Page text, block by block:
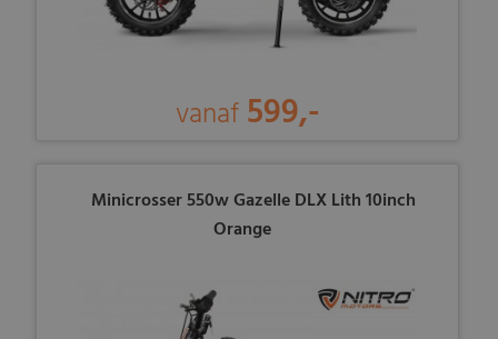
vanaf 599,-
Minicrosser 550w Gazelle DLX Lith 10inch
Orange